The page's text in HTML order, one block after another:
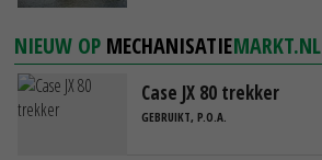
NIEUW OP MECHANISATIEMARKT.NL
Case JX 80 trekker
GEBRUIKT, P.O.A.